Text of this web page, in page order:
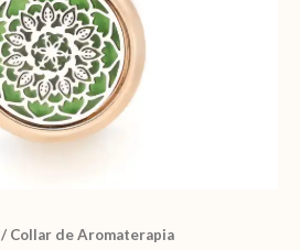
/ Collar de Aromaterapia